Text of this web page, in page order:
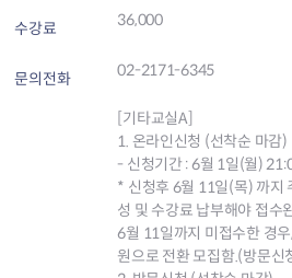
수강료 36,000
문의전화 02-2171-6345
[기타교실A]
1. 온라인신청 (선착순 마감)
- 신청기간 : 6월 1일(월)
* 신청후 6월 11일(목) 까지
성 및 수강료 납부해야 접수
6월 11일까지 미접수한 경
원으로 전환 모집함.(방문신